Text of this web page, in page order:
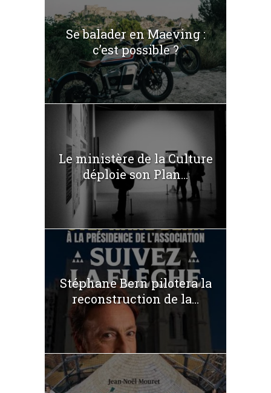
Se balader en Maeving :
c’est possible ?
Le ministère de la Culture
déploie son Plan...
Stéphane Bern pilotera la
reconstruction de la...